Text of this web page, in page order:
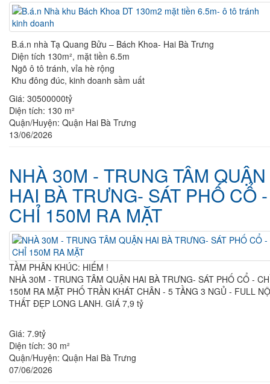
B.á.n nhà Tạ Quang Bửu – Bách Khoa- Hai Bà Trưng
Diện tích 130m², mặt tiền 6.5m
Ngõ ô tô tránh, vỉa hè rộng
Khu đông đúc, kinh doanh sầm uất
Giá: 30500000tỷ
Diện tích: 130 m²
Quận/Huyện: Quận Hai Bà Trưng
13/06/2026
NHÀ 30M - TRUNG TÂM QUẬN
HAI BÀ TRƯNG- SÁT PHỐ CỔ -
CHỈ 150M RA MẶT
TẦM PHÂN KHÚC: HIẾM !
NHÀ 30M - TRUNG TÂM QUẬN HAI BÀ TRƯNG- SÁT PHỐ CỔ -
150M RA MẶT PHỐ TRẦN KHÁT CHÂN - 5 TẦNG 3 NGỦ - FULL
THẤT ĐẸP LONG LANH. GIÁ 7,9 tỷ
Giá: 7.9tỷ
Diện tích: 30 m²
Quận/Huyện: Quận Hai Bà Trưng
07/06/2026